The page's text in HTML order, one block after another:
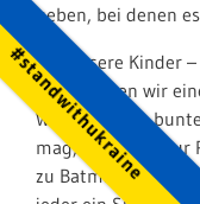
#standwithukraine
geben, bei denen
Für unsere Kinder
organisieren wir
Wir bieten ein
mag, kann sich zur
zu Batman